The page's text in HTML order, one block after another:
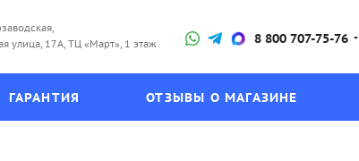
улица, 17А, ТЦ «Март», 1 этаж
8 800 707-75-76
ГАРАНТИЯ ОТЗЫВЫ О МАГАЗИНЕ